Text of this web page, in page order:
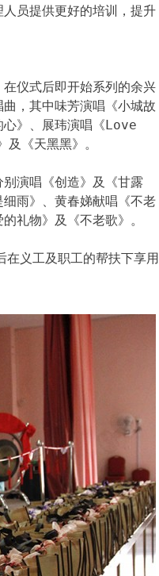
员提供更好的培训，提升
仪式后即开始系列的余兴
，其中味芳演唱《小城故
心》、展玮演唱《Love
《天黑黑》。
演唱《创造》及《甘露
雨》、黄春娣献唱《不老
礼物》及《不老歌》。
在义工及职工的帮扶下享用